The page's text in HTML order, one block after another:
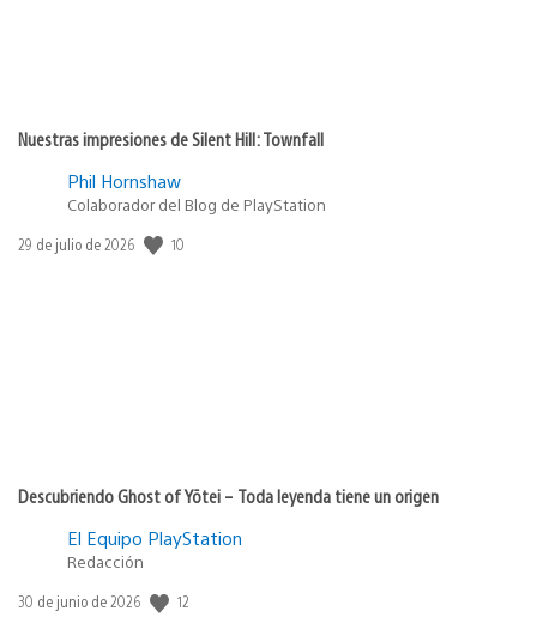
Nuestras impresiones de Silent Hill: Townfall
Phil Hornshaw
Colaborador del Blog de PlayStation
Fecha
29 de julio de 2026 10
Descubriendo Ghost of Yōtei – Toda leyenda tiene un origen
El Equipo PlayStation
Redacción
Fecha
30 de junio de 2026 12